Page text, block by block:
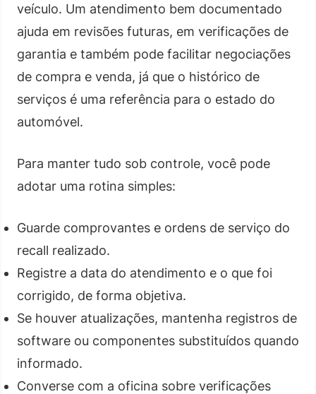
veículo. Um atendimento bem documentado
ajuda em revisões futuras, em verificações de
garantia e também pode facilitar negociações
de compra e venda, já que o histórico de
serviços é uma referência para o estado do
automóvel.
Para manter tudo sob controle, você pode
adotar uma rotina simples:
Guarde comprovantes e ordens de serviço do
recall realizado.
Registre a data do atendimento e o que foi
corrigido, de forma objetiva.
Se houver atualizações, mantenha registros de
software ou componentes substituídos quando
informado.
Converse com a oficina sobre verificações